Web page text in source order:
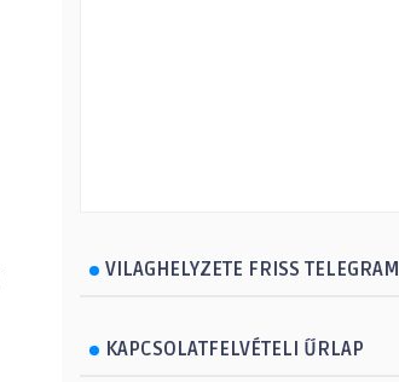
VILAGHELYZETE FRISS TELEGRAM
KAPCSOLATFELVÉTELI ŰRLAP